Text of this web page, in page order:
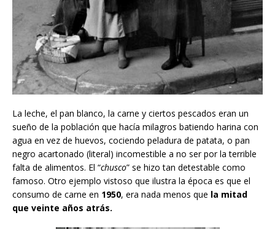
La leche, el pan blanco, la carne y ciertos pescados eran un
sueño de la población que hacía milagros batiendo harina con
agua en vez de huevos, cociendo peladura de patata, o pan
negro acartonado (literal) incomestible a no ser por la terrible
falta de alimentos. El “chusco” se hizo tan detestable como
famoso. Otro ejemplo vistoso que ilustra la época es que el
consumo de carne en 1950, era nada menos que la mitad
que veinte años atrás.